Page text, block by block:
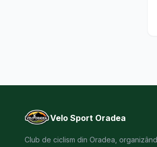
Velo Sport Oradea
Club de ciclism din Oradea,